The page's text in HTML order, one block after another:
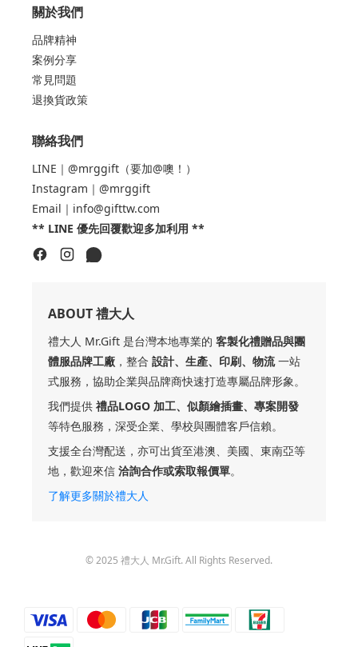
關於我們
品牌精神
案例分享
常見問題
退換貨政策
聯絡我們
LINE｜@mrggift（要加@噢！）
Instagram｜@mrggift
Email｜info@gifttw.com
** LINE 優先回覆歡迎多加利用 **
ABOUT 禮大人
禮大人 Mr.Gift 是台灣本地專業的 客製化禮贈品與團
體服品牌工廠 ，整合 設計、生產、印刷、物流一站
式服務，協助企業與品牌商快速打造專屬品牌形象。
我們提供 禮品LOGO 加工、似顏繪插畫、專案開發
等特色服務，深受企業、學校與團體客戶信賴。
支援全台灣配送，亦可出貨至港澳、美國、東南亞等
地，歡迎來信 洽詢合作或索取報價單。
了解更多關於禮大人
© 2025 禮大人 Mr.Gift. All Rights Reserved.